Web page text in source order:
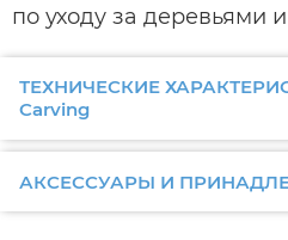
по уходу за деревьями
ТЕХНИЧЕСКИЕ
Carving
АКСЕССУАРЫ И